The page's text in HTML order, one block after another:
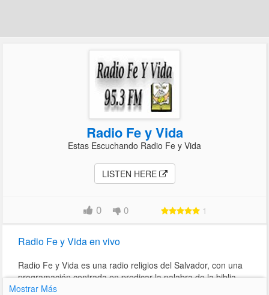
Radio Fe y Vida
Estas Escuchando Radio Fe y Vida
LISTEN HERE
0 0 1
Radio Fe y Vida en vivo
Radio Fe y Vida es una radio religios del Salvador, con una
programación centrada en predicar la palabra de la biblia.
Mostrar Más